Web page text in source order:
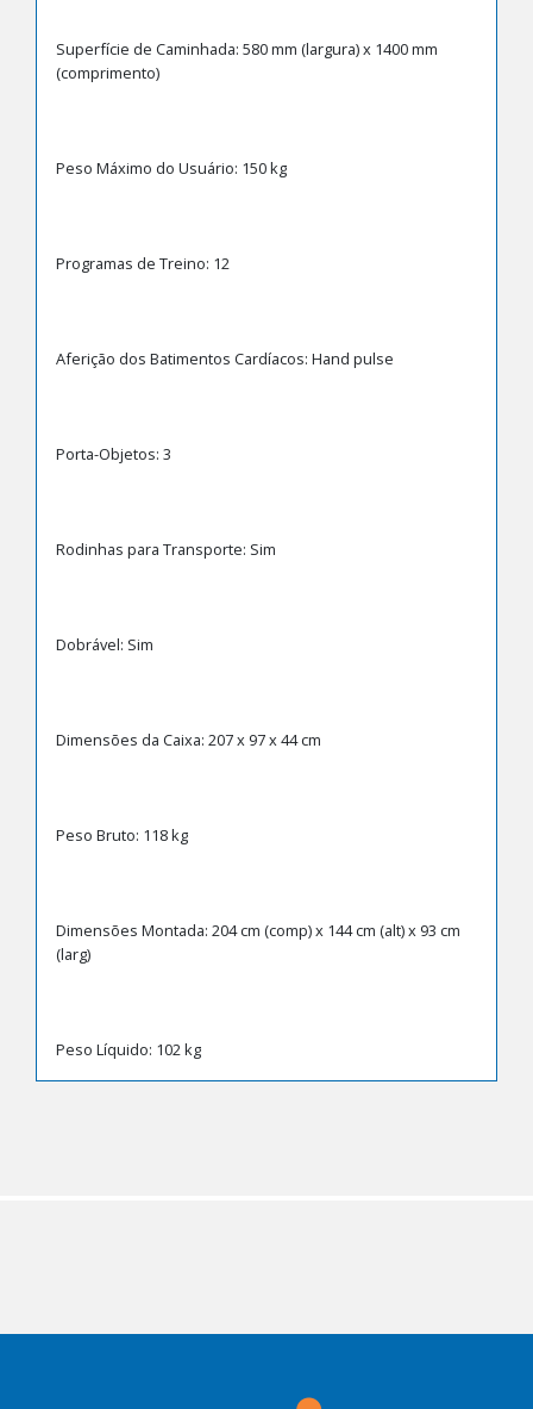
Superfície de Caminhada: 580 mm (largura) x 1400 mm
(comprimento)
Peso Máximo do Usuário: 150 kg
Programas de Treino: 12
Aferição dos Batimentos Cardíacos: Hand pulse
Porta-Objetos: 3
Rodinhas para Transporte: Sim
Dobrável: Sim
Dimensões da Caixa: 207 x 97 x 44 cm
Peso Bruto: 118 kg
Dimensões Montada: 204 cm (comp) x 144 cm (alt) x 93 cm
(larg)
Peso Líquido: 102 kg